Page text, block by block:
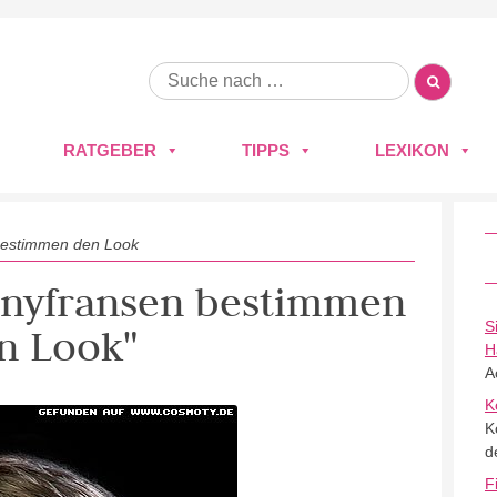
RATGEBER TIPPS LEXIKON
den Look
bestimmen
Look"